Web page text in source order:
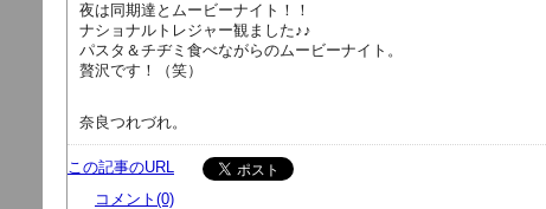
夜は同期達とムービーナイト！！
ナショナルトレジャー観ました♪♪
パスタ＆チヂミ食べながらのムービーナイト。
贅沢です！（笑）
奈良つれづれ。
この記事のURL
コメント(0)